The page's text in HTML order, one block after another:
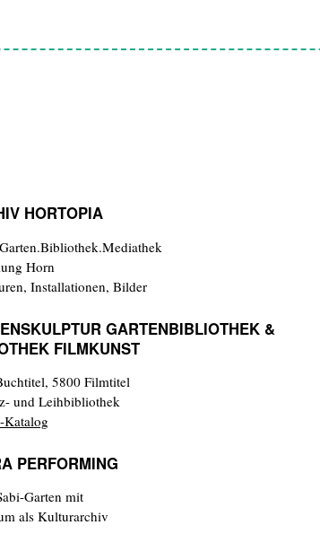
HORTOPIA
Horn
Installationen, Bilder
GARTENBIBLIOTHEK &
FILMKUNST
5800 Filmtitel
und Leihbibliothek
Katalog
PERFORMING
Garten mit
als Kulturarchiv